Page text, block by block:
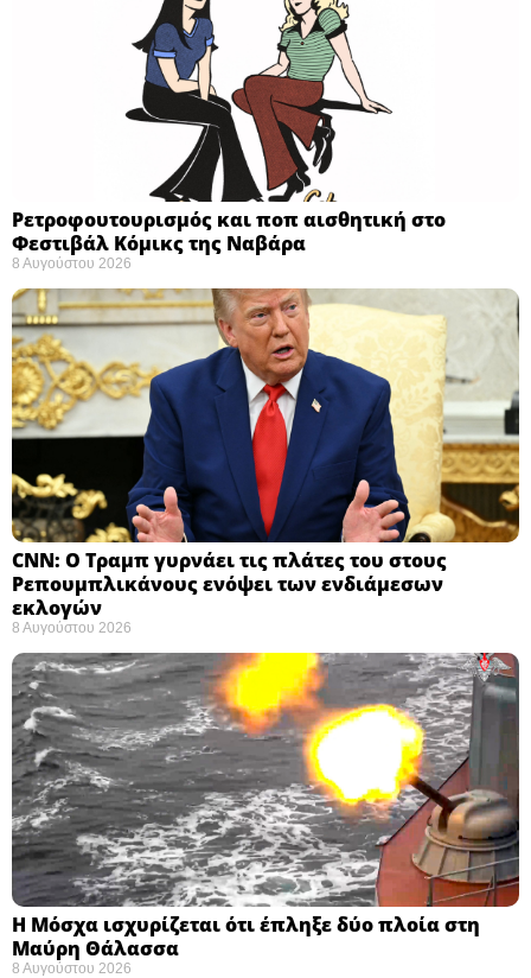
Ρετροφουτουρισμός και ποπ αισθητική στο
Φεστιβάλ Κόμικς της Ναβάρα ​
8 Αυγούστου 2026
CNN: Ο Τραμπ γυρνάει τις πλάτες του στους
Ρεπουμπλικάνους ενόψει των ενδιάμεσων
εκλογών ​
8 Αυγούστου 2026
Η Μόσχα ισχυρίζεται ότι έπληξε δύο πλοία στη
Μαύρη Θάλασσα ​
8 Αυγούστου 2026